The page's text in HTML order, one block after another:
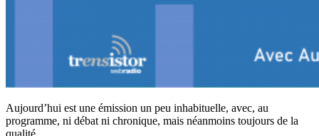
Aujourd’hui est une émission un peu inhabituelle, avec, au
programme, ni débat ni chronique, mais néanmoins toujours de la
qualité.